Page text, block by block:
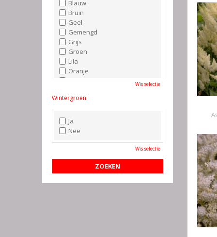
Blauw
Bruin
Geel
Gemengd
Grijs
Groen
Lila
Oranje
Paars
Roze
Wit
Zwart
Wis selectie
Wintergroen:
Ja
Nee
Wis selectie